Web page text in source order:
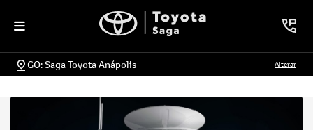
GO: Saga Toyota Anápolis Alterar